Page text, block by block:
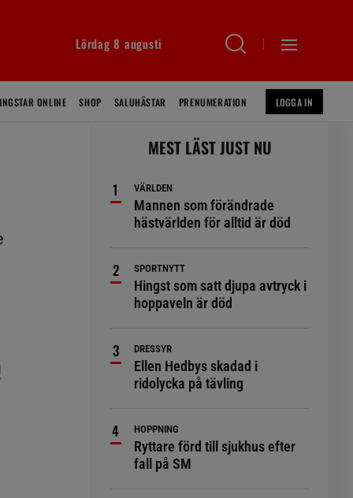
Lördag 8 augusti
ONLINE SHOP SALUHÄSTAR PRENUMERATION LOGGA IN
MEST LÄST JUST NU
VÄRLDEN
Mannen som förändrade
hästvärlden för alltid är död
SPORTNYTT
Hingst som satt djupa avtryck i
hoppaveln är död
DRESSYR
Ellen Hedbys skadad i
ridolycka på tävling
HOPPNING
Ryttare förd till sjukhus efter
fall på SM